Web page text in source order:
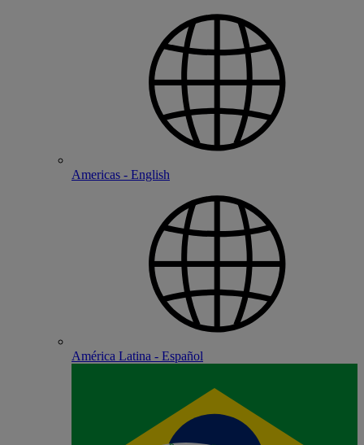
Americas - English
América Latina - Español